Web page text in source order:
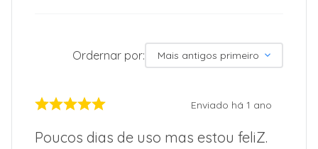
Ordernar por: Mais antigos primeiro
Enviado há 1 ano
Poucos dias de uso mas estou feliZ.